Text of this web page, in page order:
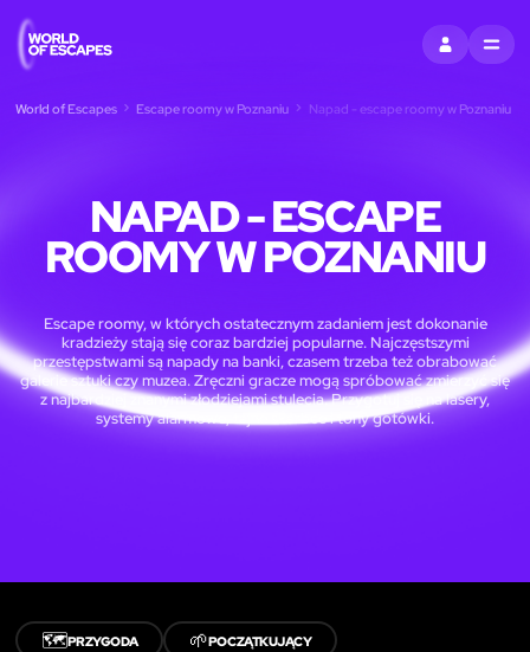
ZALOGUJ SIĘ
MENU
World of Escapes Escape roomy w Poznaniu Napad - escape roomy w Poznaniu
NAPAD - ESCAPE
ROOMY W POZNANIU
Escape roomy, w których ostatecznym zadaniem jest dokonanie
kradzieży stają się coraz bardziej popularne. Najczęstszymi
przestępstwami są napady na banki, czasem trzeba też obrabować
galerie sztuki czy muzea. Zręczni gracze mogą spróbować zmierzyć się
z najbardziej znanymi złodziejami stulecia. Przygotuj się na lasery,
systemy alarmowe, tajne skarbce i tony gotówki.
🗺️PRZYGODA 🌱POCZĄTKUJĄCY